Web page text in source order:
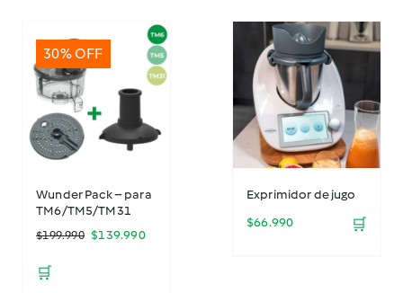
$69.990. $49.990.
era:
$25.990.
es:
30% OFF
Wunder Pack – para
TM6/TM5/TM31
$199.990 El
$139.990El
🛒
Exprimidor de jugo
$66.990 🛒